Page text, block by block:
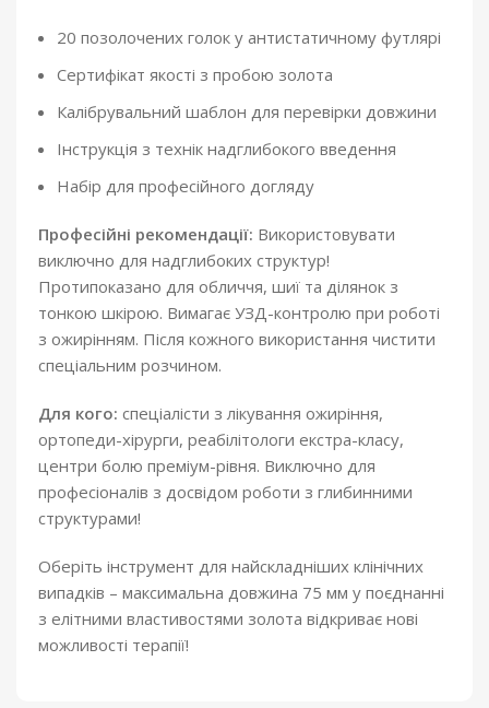
20 позолочених голок у антистатичному футлярі
Сертифікат якості з пробою золота
Калібрувальний шаблон для перевірки довжини
Інструкція з технік надглибокого введення
Набір для професійного догляду
Професійні рекомендації: Використовувати
виключно для надглибоких структур!
Протипоказано для обличчя, шиї та ділянок з
тонкою шкірою. Вимагає УЗД-контролю при роботі
з ожирінням. Після кожного використання чистити
спеціальним розчином.
Для кого: спеціалісти з лікування ожиріння,
ортопеди-хірурги, реабілітологи екстра-класу,
центри болю преміум-рівня. Виключно для
професіоналів з досвідом роботи з глибинними
структурами!
Оберіть інструмент для найскладніших клінічних
випадків – максимальна довжина 75 мм у поєднанні
з елітними властивостями золота відкриває нові
можливості терапії!